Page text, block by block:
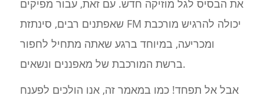
את הבסיס לגל מוזיקה חדש. עם זאת, עבור מפיקים
שאפתנים רבים, סינתזת FM יכולה להרגיש מורכבת
ומכריעה, במיוחד ברגע שאתה מתחיל לחפור
ברשת המורכבת של מאפננים ונשאים.
אבל אל תפחד! כמו במאמר זה, אנו הולכים לפענח